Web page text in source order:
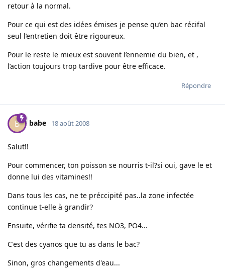
retour à la normal.
Pour ce qui est des idées émises je pense qu’en bac récifal
seul l’entretien doit être rigoureux.
Pour le reste le mieux est souvent l’ennemie du bien, et ,
l’action toujours trop tardive pour être efficace.
Répondre
B babe 18 août 2008
Salut!!
Pour commencer, ton poisson se nourris t-il?si oui, gave le et
donne lui des vitamines!!
Dans tous les cas, ne te préccipité pas..la zone infectée
continue t-elle à grandir?
Ensuite, vérifie ta densité, tes NO3, PO4...
C'est des cyanos que tu as dans le bac?
Sinon, gros changements d'eau...